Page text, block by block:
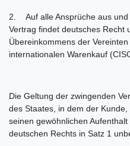
2. Auf alle Ansprüche aus und
Vertrag findet deutsches Recht
Übereinkommens der
internationalen Warenkauf
Die Geltung der zwingenden
des Staates, in dem der
seinen gewöhnlichen
deutschen Rechts in Satz 1